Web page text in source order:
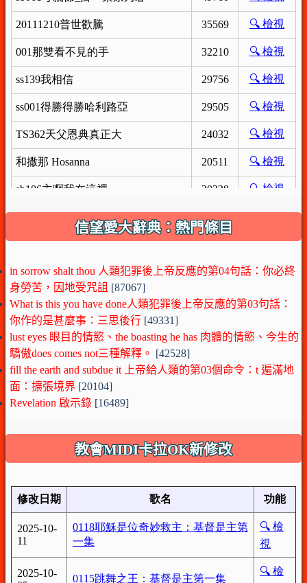
信望愛大辭典：熱門條目
in sorrow shalt thou 人類犯罪後上帝反應的第04句話：你必終
身勞苦，因地受咒詛 [87067]
What is this you have done人類犯罪後上帝反應的第03句話：
你作的是甚麼事：三思後行 [49331]
lust eyes 眼目的情慾、the boasting he has 肉體的情慾、今生的
驕傲does comes not三種解釋。 [42528]
fill the earth and subdue it 上帝給人類的第03個命令：t 遍滿地
面：擴張境界 [20104]
Revelation 啟示錄 [16489]
教會MIDI卡拉OK新修改